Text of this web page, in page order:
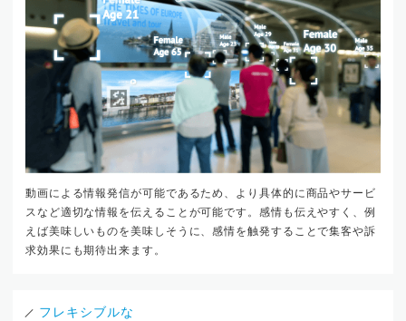
動画による情報発信が可能であるため、より具体的に商品やサービ
スなど適切な情報を伝えることが可能です。感情も伝えやすく、例
えば美味しいものを美味しそうに、感情を触発することで集客や訴
求効果にも期待出来ます。
フレキシブルな